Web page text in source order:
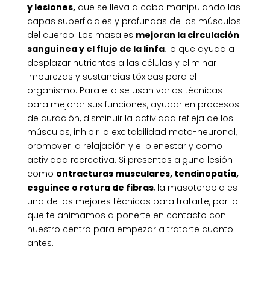
y lesiones, que se lleva a cabo manipulando las
capas superficiales y profundas de los músculos
del cuerpo. Los masajes mejoran la circulación
sanguínea y el flujo de la linfa, lo que ayuda a
desplazar nutrientes a las células y eliminar
impurezas y sustancias tóxicas para el
organismo. Para ello se usan varias técnicas
para mejorar sus funciones, ayudar en procesos
de curación, disminuir la actividad refleja de los
músculos, inhibir la excitabilidad moto-neuronal,
promover la relajación y el bienestar y como
actividad recreativa. Si presentas alguna lesión
como ontracturas musculares, tendinopatía,
esguince o rotura de fibras, la masoterapia es
una de las mejores técnicas para tratarte, por lo
que te animamos a ponerte en contacto con
nuestro centro para empezar a tratarte cuanto
antes.